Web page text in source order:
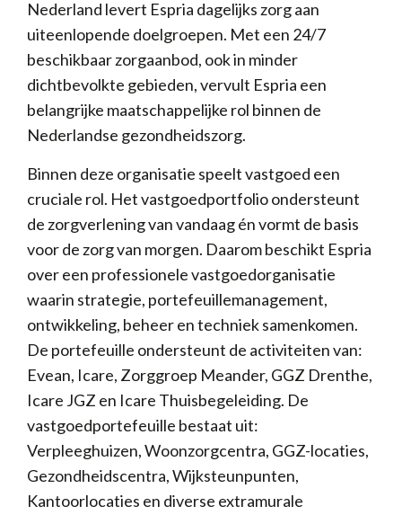
Nederland levert Espria dagelijks zorg aan
uiteenlopende doelgroepen. Met een 24/7
beschikbaar zorgaanbod, ook in minder
dichtbevolkte gebieden, vervult Espria een
belangrijke maatschappelijke rol binnen de
Nederlandse gezondheidszorg.
Binnen deze organisatie speelt vastgoed een
cruciale rol. Het vastgoedportfolio ondersteunt
de zorgverlening van vandaag én vormt de basis
voor de zorg van morgen. Daarom beschikt Espria
over een professionele vastgoedorganisatie
waarin strategie, portefeuillemanagement,
ontwikkeling, beheer en techniek samenkomen.
De portefeuille ondersteunt de activiteiten van:
Evean, Icare, Zorggroep Meander, GGZ Drenthe,
Icare JGZ en Icare Thuisbegeleiding. De
vastgoedportefeuille bestaat uit:
Verpleeghuizen, Woonzorgcentra, GGZ-locaties,
Gezondheidscentra, Wijksteunpunten,
Kantoorlocaties en diverse extramurale